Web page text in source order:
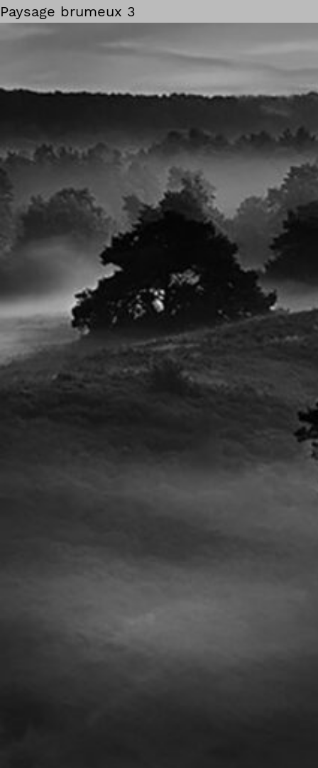
Paysage brumeux 3